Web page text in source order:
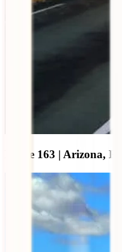
Route 163 | Arizona,